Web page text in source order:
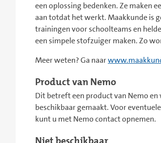
een oplossing bedenken. Ze maken
aan totdat het werkt. Maakkunde is
trainingen voor schoolteams en
een simpele stofzuiger maken. Zo
Meer weten? Ga naar
Product van Nemo
Dit betreft een product van Nemo
beschikbaar gemaakt. Voor
kunt u met Nemo contact opnemen.